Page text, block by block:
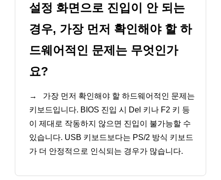
설정 화면으로 진입이 안 되는
경우, 가장 먼저 확인해야 할 하
드웨어적인 문제는 무엇인가
요?
→
가장 먼저 확인해야 할 하드웨어적인 문제는
키보드입니다. BIOS 진입 시 Del 키나 F2 키 등
이 제대로 작동하지 않으면 진입이 불가능할 수
있습니다. USB 키보드보다는 PS/2 방식 키보드
가 더 안정적으로 인식되는 경우가 많습니다.